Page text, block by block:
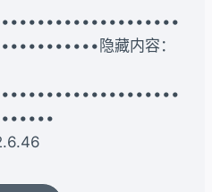
隐藏内容：